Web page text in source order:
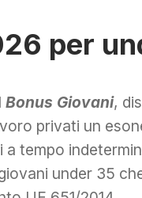
per
Bonus Giovani,
privati un
a tempo
under 35